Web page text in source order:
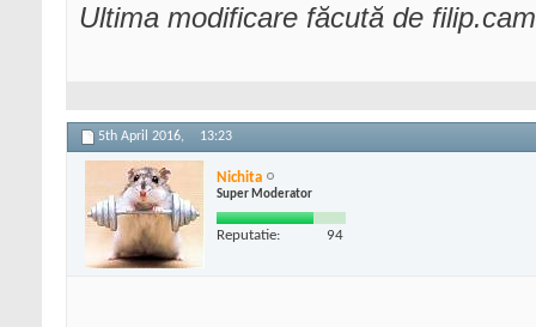
Ultima modificare făcută de
5th April 2016, 13:23
Nichita
Super Moderator
Reputatie: 94